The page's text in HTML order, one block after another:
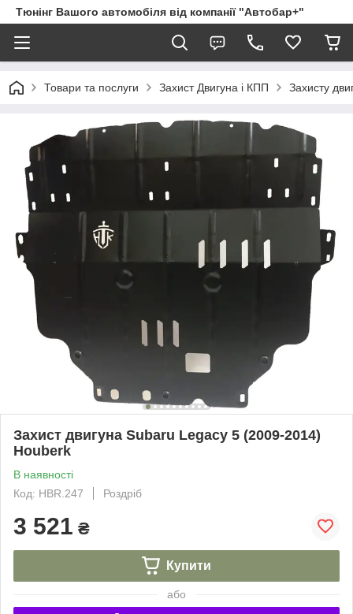
Тюнінг Вашого автомобіля від компанії "Автобар+"
Товари та послуги Захист Двигуна і КПП Захисту
Захист двигуна Subaru Legacy 5 (2009-2014)
Houberk
В наявності
Код: HBR.247
Роздріб
3 521 ₴
Купити
або